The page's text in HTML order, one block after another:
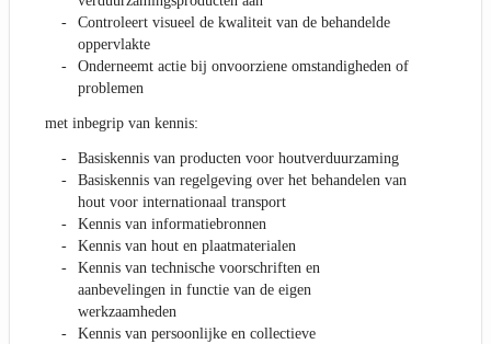
Controleert visueel de kwaliteit van de behandelde
oppervlakte
Onderneemt actie bij onvoorziene omstandigheden of
problemen
met inbegrip van kennis:
Basiskennis van producten voor houtverduurzaming
Basiskennis van regelgeving over het behandelen van
hout voor internationaal transport
Kennis van informatiebronnen
Kennis van hout en plaatmaterialen
Kennis van technische voorschriften en
aanbevelingen in functie van de eigen
werkzaamheden
Kennis van persoonlijke en collectieve